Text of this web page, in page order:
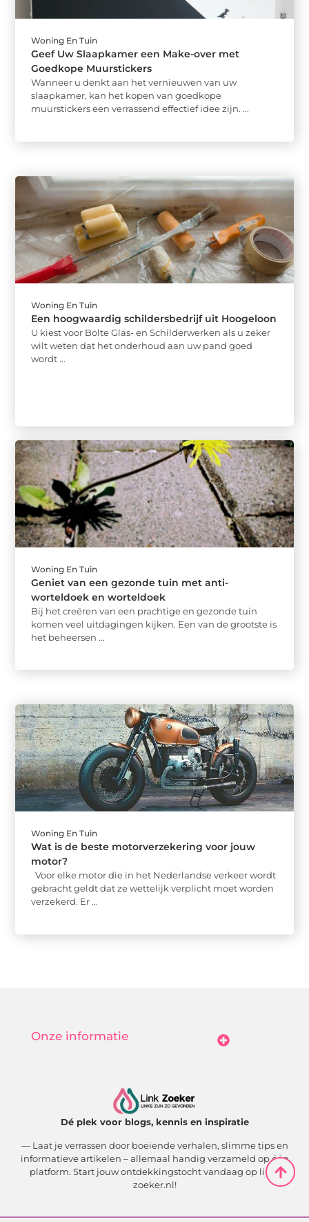
Woning En Tuin
Geef Uw Slaapkamer een Make-over met
Goedkope Muurstickers
Wanneer u denkt aan het vernieuwen van uw
slaapkamer, kan het kopen van goedkope
muurstickers een verrassend effectief idee zijn. ...
Woning En Tuin
Een hoogwaardig schildersbedrijf uit Hoogeloon
U kiest voor Bolte Glas- en Schilderwerken als u zeker
wilt weten dat het onderhoud aan uw pand goed
wordt ...
Woning En Tuin
Geniet van een gezonde tuin met anti-
worteldoek en worteldoek
Bij het creëren van een prachtige en gezonde tuin
komen veel uitdagingen kijken. Een van de grootste is
het beheersen ...
Woning En Tuin
Wat is de beste motorverzekering voor jouw
motor?
Voor elke motor die in het Nederlandse verkeer wordt
gebracht geldt dat ze wettelijk verplicht moet worden
verzekerd. Er ...
Dé plek voor blogs, kennis en inspiratie
— Laat je verrassen door boeiende verhalen, slimme tips en
informatieve artikelen – allemaal handig verzameld op één
platform. Start jouw ontdekkingstocht vandaag op link-
zoeker.nl!
Onze informatie